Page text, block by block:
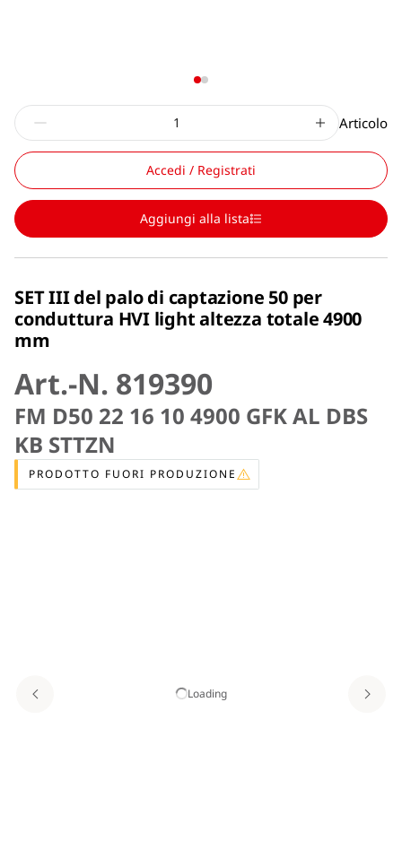
Articolo
Accedi / Registrati
Aggiungi alla lista
SET III del palo di captazione 50 per
conduttura HVI light altezza totale 4900
mm
Art.-N. 819390
FM D50 22 16 10 4900 GFK AL DBS
KB STTZN
PRODOTTO FUORI PRODUZIONE
Loading